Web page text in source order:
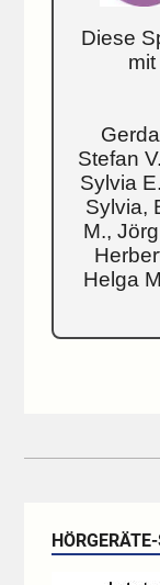
Diese
Stefan
Sylvia
Sylvia,
M.,
Helga